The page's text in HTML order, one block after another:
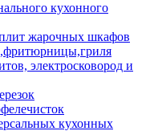
кухонного
жарочных шкафов
электросковород и
кухонных